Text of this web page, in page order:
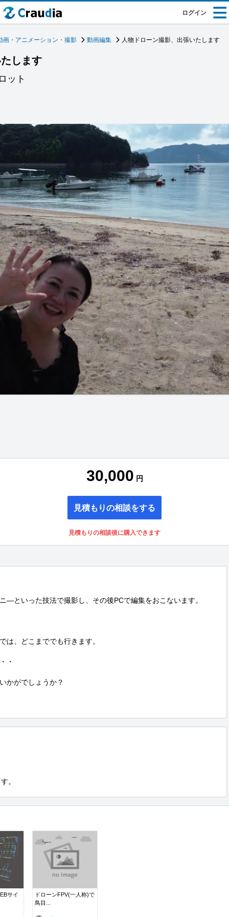
ログイン
画・アニメーション・撮影 動画編集 人物ドローン撮影、出張いたします
します
ット
30,000 円
見積もりの相談をする
見積もりの相談後に購入できます
―といった技法で撮影し、その後PCで編集をおこないます。
は、どこまででも行きます。
・
かがでしょうか？
。
サイ
ドローンFPV(一人称)で
鳥目...